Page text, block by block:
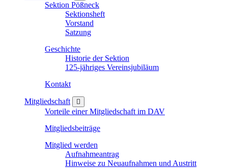
Sektion Pößneck
Sektionsheft
Vorstand
Satzung
Geschichte
Historie der Sektion
125-jähriges Vereinsjubiläum
Kontakt
Mitgliedschaft
Vorteile einer Mitgliedschaft im DAV
Mitgliedsbeiträge
Mitglied werden
Aufnahmeantrag
Hinweise zu Neuaufnahmen und Austritt